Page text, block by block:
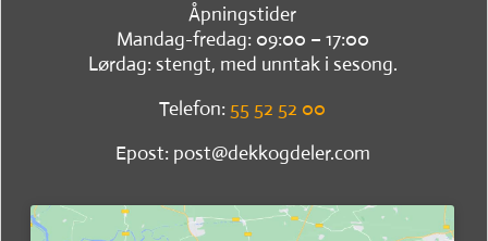
Åpningstider
Mandag-fredag: 09:00 – 17:00
Lørdag: stengt, med unntak i sesong.
Telefon: 55 52 52 00
Epost: post@dekkogdeler.com